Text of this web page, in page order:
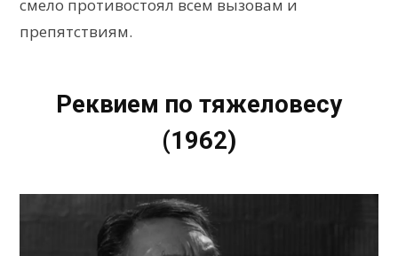
смело противостоял всем вызовам и
препятствиям.
Реквием по тяжеловесу
(1962)